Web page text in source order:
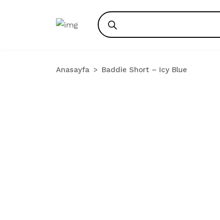
Products
search
Anasayfa Baddie Short – Icy Blue